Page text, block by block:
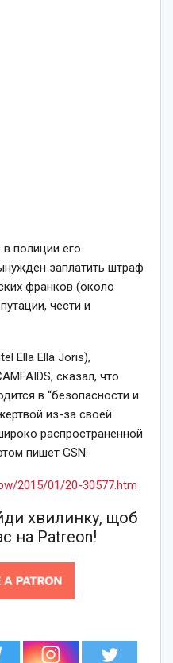
полиции его
заплатить штраф
франков (около
чести и
Ella Ella Joris),
сказал, что
в “безопасности и
из-за своей
распространенной
пишет GSN.
2015/01/20-30577.htm
хвилинку, щоб
на Patreon!